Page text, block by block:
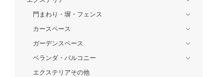
門まわり・塀・フェンス
カースペース
ガーデンスペース
ベランダ・バルコニー
エクステリアその他